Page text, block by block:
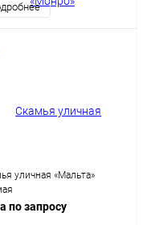
уличная «Мальта»
по запросу